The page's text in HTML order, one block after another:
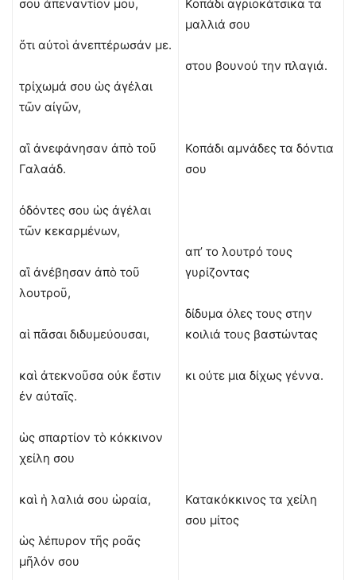
σου ἀπεναντίον μου,
ὅτι αὐτοὶ ἀνεπτέρωσάν με.
τρίχωμά σου ὡς ἀγέλαι
τῶν αἰγῶν,
αἳ ἀνεφάνησαν ἀπὸ τοῦ
Γαλαάδ.
ὀδόντες σου ὡς ἀγέλαι
τῶν κεκαρμένων,
αἳ ἀνέβησαν ἀπὸ τοῦ
λουτροῦ,
αἱ πᾶσαι διδυμεύουσαι,
καὶ ἀτεκνοῦσα οὐκ ἔστιν
ἐν αὐταῖς.
ὡς σπαρτίον τὸ κόκκινον
χείλη σου
καὶ ἡ λαλιά σου ὡραία,
ὡς λέπυρον τῆς ροᾶς
μῆλόν σου
Κοπάδι αγριοκάτσικα τα
μαλλιά σου
στου βουνού την πλαγιά.
Κοπάδι αμνάδες τα δόντια
σου
απ’ το λουτρό τους
γυρίζοντας
δίδυμα όλες τους στην
κοιλιά τους βαστώντας
κι ούτε μια δίχως γέννα.
Κατακόκκινος τα χείλη
σου μίτος